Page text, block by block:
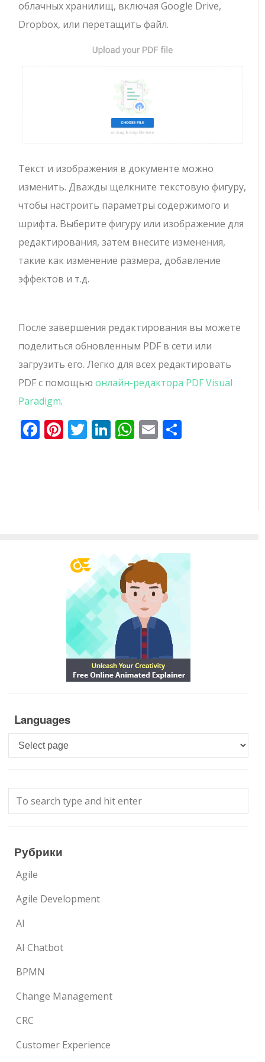
облачных хранилищ, включая Google Drive,
Dropbox, или перетащить файл.
Текст и изображения в документе можно
изменить. Дважды щелкните текстовую фигуру,
чтобы настроить параметры содержимого и
шрифта. Выберите фигуру или изображение для
редактирования, затем внесите изменения,
такие как изменение размера, добавление
эффектов и т.д.
После завершения редактирования вы можете
поделиться обновленным PDF в сети или
загрузить его. Легко для всех редактировать
PDF с помощьюонлайн-редактора PDF Visual
Paradigm.
Facebook
Pinterest
Twitter
LinkedIn
WhatsApp
Email
Languages
Languages
Рубрики
Agile
Agile Development
AI
AI Chatbot
BPMN
Change Management
CRC
Customer Experience